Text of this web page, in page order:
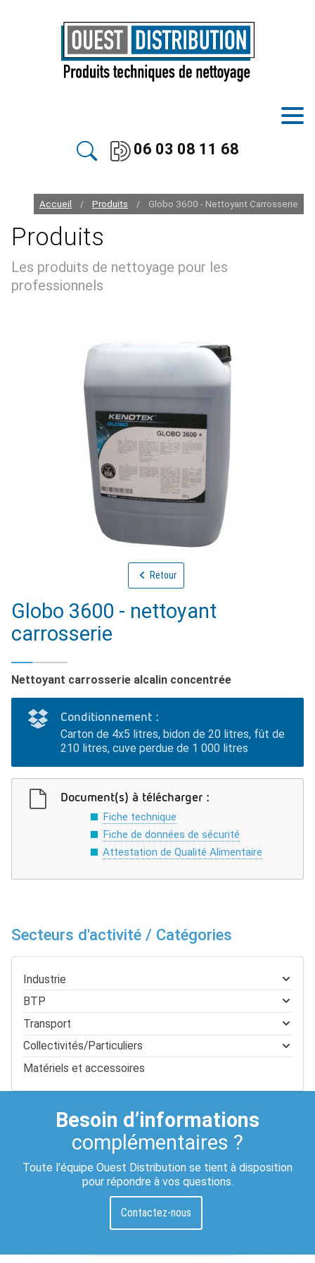
06 03 08 11 68
Accueil / Produits / Globo 3600 - Nettoyant Carrosserie
Produits
Les produits de nettoyage pour les
professionnels
Retour
Globo 3600 - nettoyant
carrosserie
Nettoyant carrosserie alcalin concentrée
Conditionnement :
Carton de 4x5 litres, bidon de 20 litres, fût de
210 litres, cuve perdue de 1 000 litres
Document(s) à télécharger :
Fiche technique
Fiche de données de sécurité
Attestation de Qualité Alimentaire
Secteurs d'activité / Catégories
Industrie
BTP
Transport
Collectivités/Particuliers
Matériels et accessoires
Besoin d’informations
complémentaires ?
Toute l'équipe Ouest Distribution se tient à disposition
pour répondre à vos questions.
Contactez-nous